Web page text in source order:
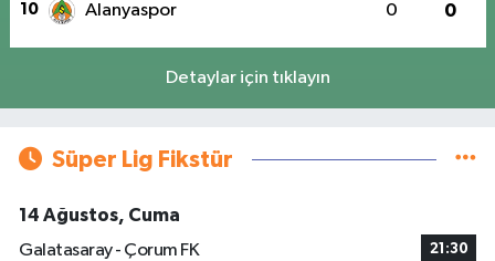
10 Alanyaspor 0 0
Detaylar için tıklayın
Süper Lig Fikstür
14 Ağustos, Cuma
Galatasaray - Çorum FK
21:30